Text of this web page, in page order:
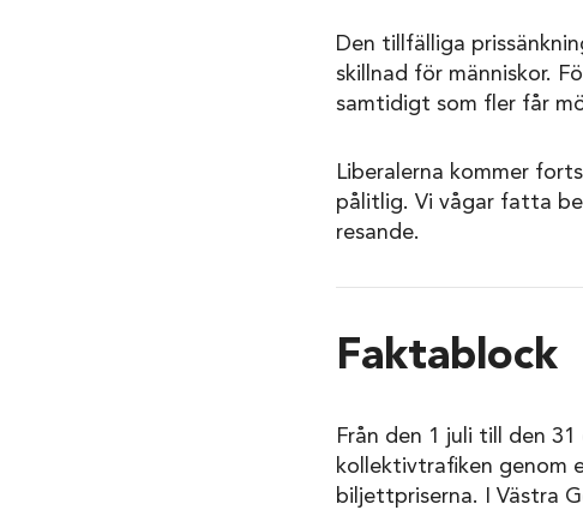
Den tillfälliga
skillnad för människor.
samtidigt som fler får
Liberalerna kommer
pålitlig. Vi vågar fatta
resande.
Faktablock
Från den 1 juli till den
kollektivtrafiken genom
biljettpriserna. I Västra